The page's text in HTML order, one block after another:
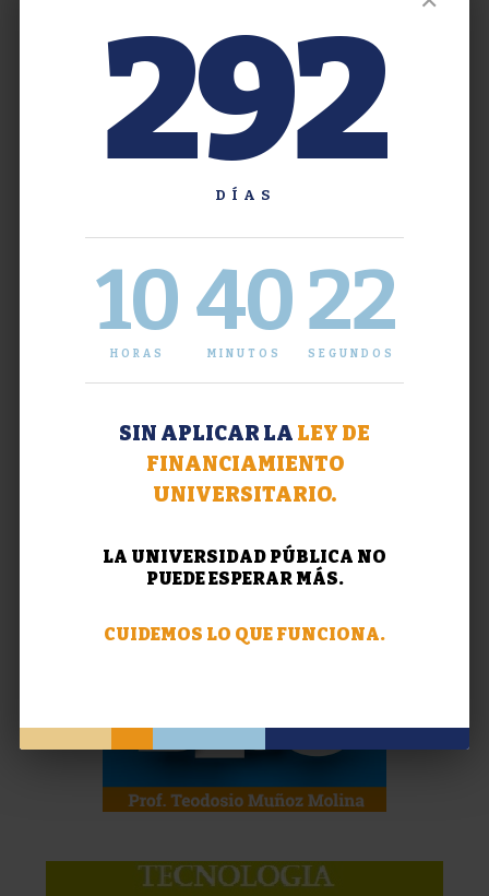
292
DÍAS
10
HORAS
40
MINUTOS
22
SEGUNDOS
SIN APLICAR LA LEY DE
FINANCIAMIENTO
UNIVERSITARIO.
LA UNIVERSIDAD PÚBLICA NO
PUEDE ESPERAR MÁS.
CUIDEMOS LO QUE FUNCIONA.